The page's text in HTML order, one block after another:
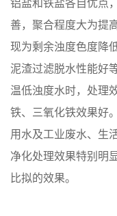
善，聚合程度大为提
现为剩余浊度色度降
泥渣过滤脱水性能好
温低浊度水时，处理
铁、三氧化铁效果好
用水及工业废水、生
净化处理效果特别明
比拟的效果。